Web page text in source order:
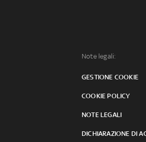
Note legali:
GESTIONE COOKIE
COOKIE POLICY
NOTE LEGALI
DICHIARAZIONE DI